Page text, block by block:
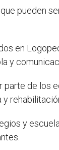
pueden
en
y
parte de los
y